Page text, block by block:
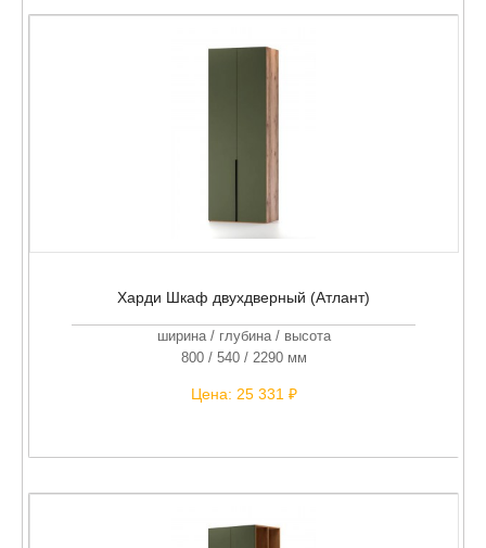
Харди Шкаф двухдверный (Атлант)
ширина / глубина / высота
800 / 540 / 2290 мм
Цена: 25 331 ₽